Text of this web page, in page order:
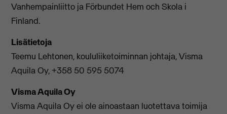
Vanhempainliitto ja Förbundet Hem och Skola i
Finland.
Lisätietoja
Teemu Lehtonen, koululiiketoiminnan johtaja, Visma
Aquila Oy, +358 50 595 5074
Visma Aquila Oy
Visma Aquila Oy ei ole ainoastaan luotettava toimija